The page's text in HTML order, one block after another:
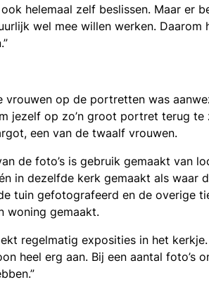
helemaal zelf beslissen. Maar er
wel mee willen werken.
vrouwen op de portretten was
jezelf op zo’n groot portret terug
een van de twaalf vrouwen.
de foto’s is gebruik gemaakt van
in dezelfde kerk gemaakt als waar
tuin gefotografeerd en de overige
woning gemaakt.
regelmatig exposities in het
heel erg aan. Bij een aantal foto’s